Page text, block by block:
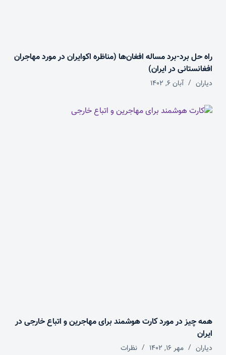
راه حل برد-برد مساله افغان‌ها (مناظره اکوایران در مورد مهاجران
افغانستانی در ایران)
دیاران آبان ۶, ۱۴۰۲
همه چیز در مورد کارت هوشمند برای مهاجرین و اتباع خارجی در
ایران
دیاران مهر ۱۶, ۱۴۰۲ نظرات